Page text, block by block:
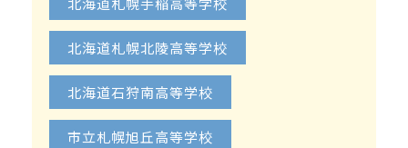
北海道札幌北陵高等学校
北海道石狩南高等学校
市立札幌旭丘高等学校